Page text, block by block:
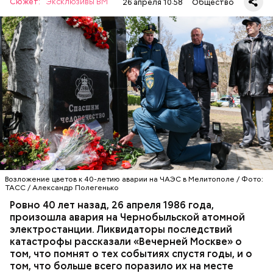
Возложение цветов к 40-летию аварии на ЧАЭС в Мелитополе / Фото:
ТАСС / Александр Полегенько
Ровно 40 лет назад, 26 апреля 1986 года,
произошла авария на Чернобыльской атомной
электростанции. Ликвидаторы последствий
катастрофы рассказали «Вечерней Москве» о
том, что помнят о тех событиях спустя годы, и о
том, что больше всего поразило их на месте
Специалист гражданской обороны Московского
авиацентра Владимир Макеев в 1986 году служил в
Киеве в отдельном механизированном полку
гражданской обороны. На тот момент, когда
произошла авария на Чернобыльской атомной
станции, ему было 26 лет.
АВАРИИ ЧЕРНОБЫЛЬ ИСТОРИЯ
Как гласит предание, совершая паломничество в
Иерусалим, Николай Чудотворец по просьбе
отчаявшихся путников молитвой успокоил
разбушевавшееся море.
А еще, удержав меч палача, святой Николай спас от
смерти трех мужей, невинно осужденных
корыстолюбивым градоначальником.